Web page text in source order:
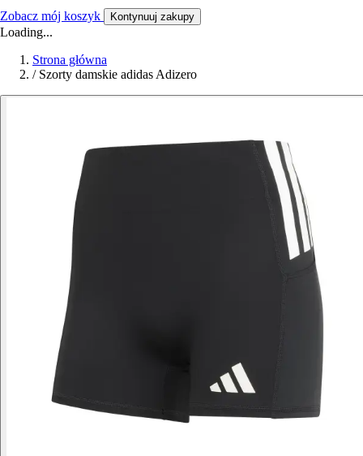
Zobacz mój koszyk Kontynuuj zakupy
Loading...
Strona główna
/ Szorty damskie adidas Adizero